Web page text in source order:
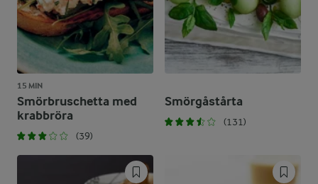
15 MIN
Smörbruschetta med
krabbröra
(39)
Smörgåstårta
(131)